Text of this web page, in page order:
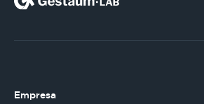
Empresa